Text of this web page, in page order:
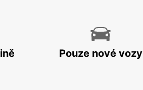
COLOGNE AIRPORTPouze nové vozy